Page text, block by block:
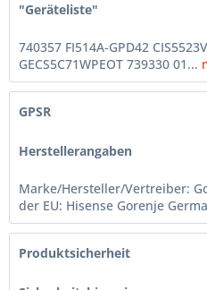
"Geräteliste"
740357 FI514A-GPD42
GECS5C71WPEOT 739330 01...
GPSR
Herstellerangaben
Marke/Hersteller/Vertreiber:
der EU: Hisense Gorenje
Produktsicherheit